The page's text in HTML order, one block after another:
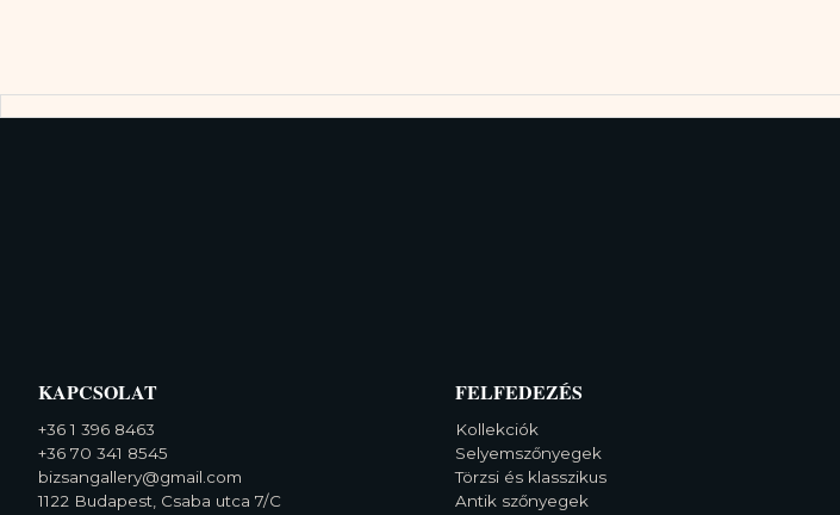
KAPCSOLAT
+36 1 396 8463
+36 70 341 8545
bizsangallery@gmail.com
1122 Budapest, Csaba utca 7/C
FELFEDEZÉS
Kollekciók
Selyemszőnyegek
Törzsi és klasszikus
Antik szőnyegek